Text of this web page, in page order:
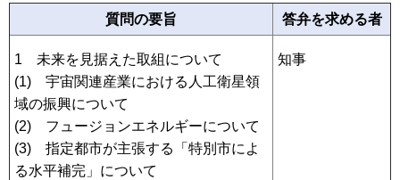
質問の要旨 答弁を求める者
1 未来を見据えた取組について
(1) 宇宙関連産業における人工衛星領
域の振興について
(2) フュージョンエネルギーについて
(3) 指定都市が主張する「特別市によ
る水平補完」について
知事